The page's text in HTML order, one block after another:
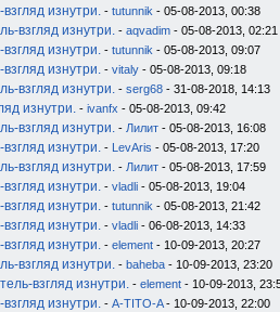
изнутри. - tutunnik - 05-08-2013, 00:38
взгляд изнутри. - aqvadim - 05-08-2013, 02:21
изнутри. - tutunnik - 05-08-2013, 09:07
изнутри. - vitaly - 05-08-2013, 09:18
взгляд изнутри. - serg68 - 31-08-2018, 14:13
изнутри. - ivanfx - 05-08-2013, 09:42
взгляд изнутри. - Лилит - 05-08-2013, 16:08
изнутри. - LevAris - 05-08-2013, 17:20
взгляд изнутри. - Лилит - 05-08-2013, 17:59
изнутри. - vladli - 05-08-2013, 19:04
изнутри. - tutunnik - 05-08-2013, 21:42
изнутри. - vladli - 06-08-2013, 14:33
изнутри. - element - 10-09-2013, 20:27
взгляд изнутри. - baheba - 10-09-2013, 23:20
взгляд изнутри. - element - 10-09-2013,
изнутри. - A-TITO-A- 10-09-2013, 22:00